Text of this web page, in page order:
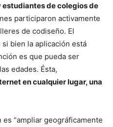
estudiantes de colegios de
participaron activamente
de codiseño. El
bien la aplicación está
es que pueda ser
edades. Ésta,
en cualquier lugar, una
“ampliar geográficamente